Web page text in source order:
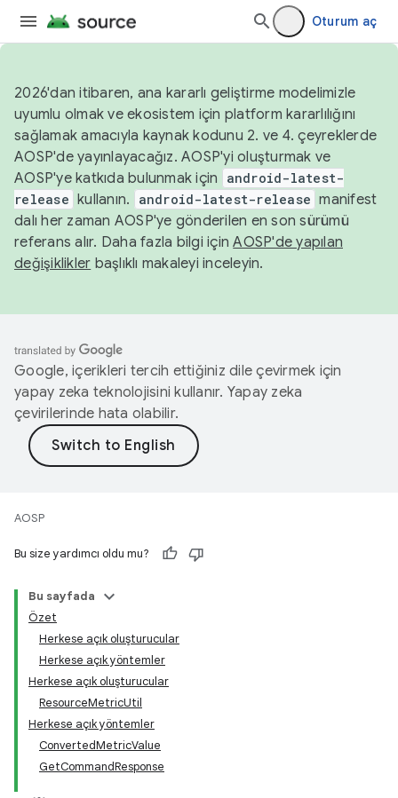
Oturum aç
2026'dan itibaren, ana kararlı geliştirme modelimizle
uyumlu olmak ve ekosistem için platform kararlılığını
sağlamak amacıyla kaynak kodunu 2. ve 4. çeyreklerde
AOSP'de yayınlayacağız. AOSP'yi oluşturmak ve
AOSP'ye katkıda bulunmak için
android-latest-
release kullanın. android-latest-release manifest
dalı her zaman AOSP'ye gönderilen en son sürümü
referans alır. Daha fazla bilgi içinAOSP'de yapılan
değişiklikler başlıklı makaleyi inceleyin.
Google, içerikleri tercih ettiğiniz dile çevirmek için
yapay zeka teknolojisini kullanır. Yapay zeka
çevirilerinde hata olabilir.
AOSP
Bu size yardımcı oldu mu?
Bu sayfada
Özet
Herkese açık oluşturucular
Herkese açık yöntemler
Herkese açık oluşturucular
ResourceMetricUtil
Herkese açık yöntemler
ConvertedMetricValue
GetCommandResponse